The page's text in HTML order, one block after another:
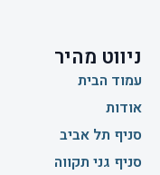
ניווט מהיר
עמוד הבית
אודות
סניף תל אביב
סניף גני תקווה